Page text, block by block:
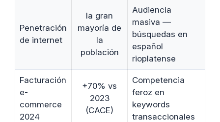
Penetración
de internet
la gran
mayoría de
la
población
Audiencia
masiva —
búsquedas en
español
rioplatense
Facturación
e-
commerce
2024
+70% vs
2023
(CACE)
Competencia
feroz en
keywords
transaccionales